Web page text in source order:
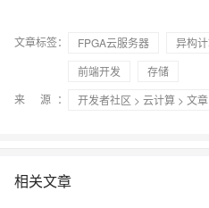
文章标签： FPGA云服务器 异构
前端开发
存储
来 源：
开发者社区 > 云计算 > 文章
相关文章